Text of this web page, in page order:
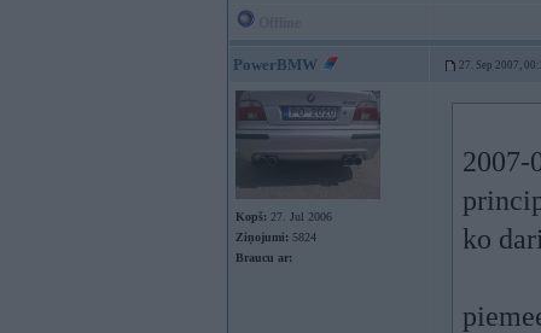
PowerBMW 27. Sep 2007,
Kopš: 27. Jul 2006
Ziņojumi: 5824
Braucu ar:
2007-
ko